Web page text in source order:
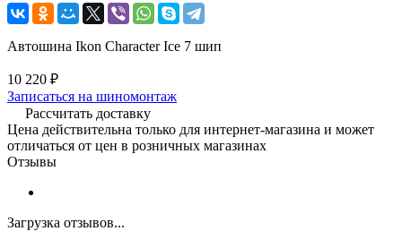
Автошина Ikon Character Ice 7 шип
10 220 ₽
Записаться на шиномонтаж
Рассчитать доставку
Цена действительна только для интернет-магазина и может
отличаться от цен в розничных магазинах
Отзывы
Загрузка отзывов...